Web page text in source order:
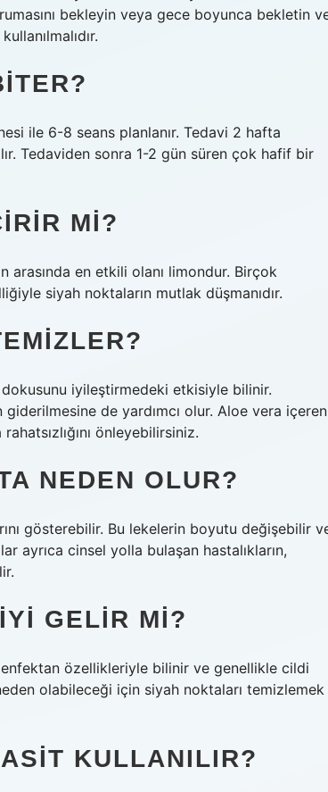
bekleyin veya gece boyunca bekletin
ile 6-8 seans planlanır. Tedavi 2 hafta
Tedaviden sonra 1-2 gün süren çok hafif bir
MI?
arasında en etkili olanı limondur. Birçok
siyah noktaların mutlak düşmanıdır.
iyileştirmedeki etkisiyle bilinir.
de yardımcı olur. Aloe vera içeren
önleyebilirsiniz.
NEDEN OLUR?
gösterebilir. Bu lekelerin boyutu değişebilir
ayrıca cinsel yolla bulaşan hastalıkların,
GELIR MI?
özellikleriyle bilinir ve genellikle cildi
olabileceği için siyah noktaları temizlemek
KULLANILIR?